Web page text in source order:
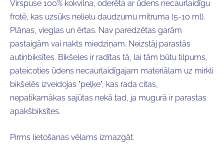
Virspuse 100% kokvilna, oderēta ar ūdens necaurlaidīgu
frotē, kas uzsūks nelielu daudzumu mitruma (5-10 ml).
Plānas, vieglas un ērtas. Nav paredzētas garām
pastaigām vai nakts miedziņam. Neizstāj parastās
autiņbiksītes. Bikšeles ir radītas tā, lai tām būtu tilpums,
pateicoties ūdens necaurlaidīgajam materiālam uz mirkli
bikšelēs izveidojas "peļķe", kas rada citas,
nepatīkamākas sajūtas nekā tad, ja mugurā ir parastas
apakšbiksītes.
Pirms lietošanas vēlams izmazgāt.